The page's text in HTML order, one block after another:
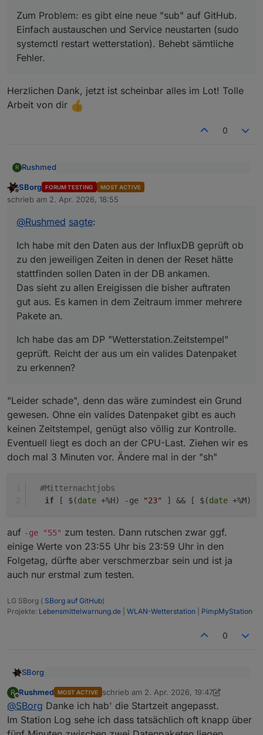
Zum Problem: es gibt eine neue "sub" auf GitHub.
Einfach austauschen und Service neustarten (sudo
systemctl restart wetterstation). Behebt sämtliche
Fehler.
Herzlichen Dank, jetzt ist scheinbar alles im Lot! Tolle
Arbeit von dir
0
R Rushmed
Du könntest mal das Logging aktivieren (in der
restarten). Das gibt zwar paar MB am Tag, aber
damit kannst du mal die Kommunikation gegen
Mitternacht prüfen. Fällt die bei einem
ausgefallenem Reset aus, hast du zumindest
schon mal den Grund warum es nicht geht.
Den Reset könnte man auch mittels Cron-Job
bspw. um 23:59 Uhr erzwingen. Im
Installations-Verzeichnis stehend geht dies
sollte man aber nicht "just-for-fun" einfach mal
so machen, denn wie der Name sagt, er stellt
damit alles auf "0" zurück.
@sborgDanke für die Antwort.
Ich habe mit den Daten aus der InfluxDB geprüft ob
stattfinden sollen Daten in der DB ankamen.
Das sieht zu allen Ereigissen die bisher auftraten gut
aus. Es kamen in dem Zeitraum immer mehrere
Pakete an.
Ich habe das am DP "Wetterstation.Zeitstempel"
geprüft. Reicht der aus um ein valides Datenpaket zu
erkennen?
Offline
SBorg FORUM TESTING MOST ACTIVE
schrieb am 2. Apr. 2026, 18:55
zuletzt editiert von
@Rushmed sagte:
Ich habe mit den Daten aus der InfluxDB geprüft ob
zu den jeweiligen Zeiten in denen der Reset hätte
stattfinden sollen Daten in der DB ankamen.
Das sieht zu allen Ereigissen die bisher auftraten
gut aus. Es kamen in dem Zeitraum immer mehrere
Pakete an.
Ich habe das am DP "Wetterstation.Zeitstempel"
geprüft. Reicht der aus um ein valides Datenpaket
zu erkennen?
"Leider schade", denn das wäre zumindest ein Grund
gewesen. Ohne ein valides Datenpaket gibt es auch
keinen Zeitstempel, genügt also völlig zur Kontrolle.
Eventuell liegt es doch an der CPU-Last. Ziehen wir es
doch mal 3 Minuten vor. Ändere mal in der "sh"
#Mitternachtjobs
if [ $(date +%H) -ge "23" ] && [ $(date +%M)
auf -ge "55" zum testen. Dann rutschen zwar ggf.
einige Werte von 23:55 Uhr bis 23:59 Uhr in den
Folgetag, dürfte aber verschmerzbar sein und ist ja
auch nur erstmal zum testen.
LG SBorg ( SBorg auf GitHub)
Projekte: Lebensmittelwarnung.de WLAN-Wetterstation PimpMyStation
0
SBorg
Ich habe mit den Daten aus der InfluxDB geprüft ob
zu den jeweiligen Zeiten in denen der Reset hätte
stattfinden sollen Daten in der DB ankamen.
"Leider schade", denn das wäre zumindest ein Grund
gewesen. Ohne ein valides Datenpaket gibt es auch
keinen Zeitstempel, genügt also völlig zur Kontrolle.
  #Mitternachtjobs
R
Offline
Rushmed MOST ACTIVE schrieb am 2. Apr. 2026, 19:47
zuletzt editiert von Rushmed4. Feb. 2026,
@SBorg Danke ich hab' die Startzeit angepasst.
Im Station Log sehe ich dass tatsächlich oft knapp über